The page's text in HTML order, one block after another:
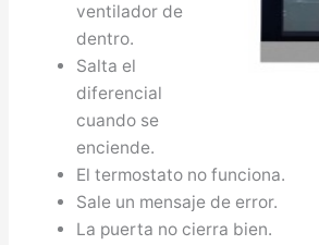
ventilador de
dentro.
Salta el
diferencial
cuando se
enciende.
El termostato no funciona.
Sale un mensaje de error.
La puerta no cierra bien.